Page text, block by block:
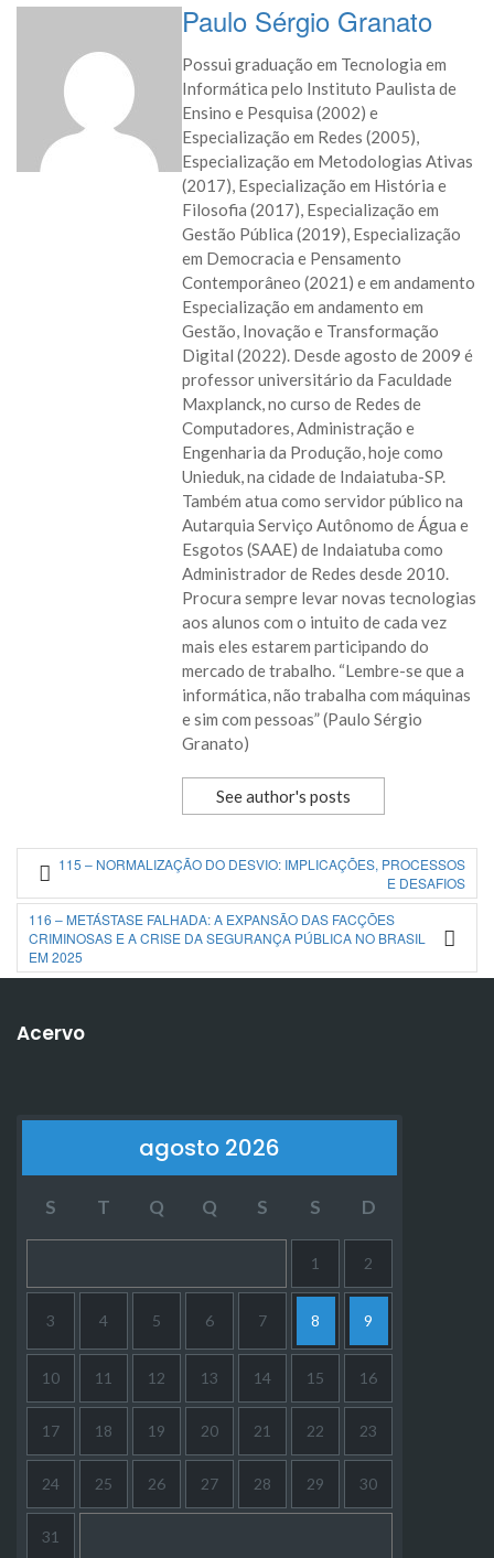
Paulo Sérgio Granato
Possui graduação em Tecnologia em
Informática pelo Instituto Paulista de
Ensino e Pesquisa (2002) e
Especialização em Redes (2005),
Especialização em Metodologias Ativas
(2017), Especialização em História e
Filosofia (2017), Especialização em
Gestão Pública (2019), Especialização
em Democracia e Pensamento
Contemporâneo (2021) e em andamento
Especialização em andamento em
Gestão, Inovação e Transformação
Digital (2022). Desde agosto de 2009 é
professor universitário da Faculdade
Maxplanck, no curso de Redes de
Computadores, Administração e
Engenharia da Produção, hoje como
Unieduk, na cidade de Indaiatuba-SP.
Também atua como servidor público na
Autarquia Serviço Autônomo de Água e
Esgotos (SAAE) de Indaiatuba como
Administrador de Redes desde 2010.
Procura sempre levar novas tecnologias
aos alunos com o intuito de cada vez
mais eles estarem participando do
mercado de trabalho. “Lembre-se que a
informática, não trabalha com máquinas
e sim com pessoas” (Paulo Sérgio
Granato)
See author's posts
115 – NORMALIZAÇÃO DO DESVIO: IMPLICAÇÕES, PROCESSOS
E DESAFIOS
116 – METÁSTASE FALHADA: A EXPANSÃO DAS FACÇÕES
CRIMINOSAS E A CRISE DA SEGURANÇA PÚBLICA NO BRASIL
EM 2025
Acervo
agosto 2026
S T Q Q S S D
1 2
3 4 5 6 7 8 9
10 11 12 13 14 15 16
17 18 19 20 21 22 23
24 25 26 27 28 29 30
31